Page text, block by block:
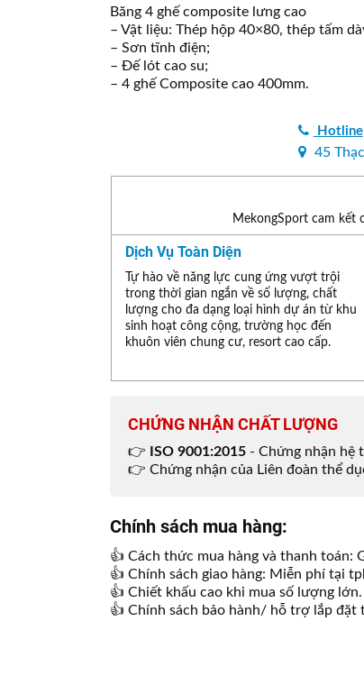
Băng 4 ghế composite lưng cao
– Vật liệu: Thép hộp 40×80, thép tấm
– Sơn tĩnh điện;
– Đế lót cao su;
– 4 ghế Composite cao 400mm.
Hotline
45
MekongSport cam kết
Dịch Vụ Toàn Diện
Tự hào về năng lực cung ứng vượt trội
trong thời gian ngắn về số lượng, chất
lượng cho đa dạng loại hình dự án từ khu
sinh hoạt công cộng, trường học đến
khuôn viên chung cư, resort cao cấp.
CHỨNG NHẬN CHẤT LƯỢNG
👉 ISO 9001:2015 - Chứng nhận hệ
👉 Chứng nhận của Liên đoàn thể
Chính sách mua hàng:
👍 Cách thức mua hàng và thanh toán:
👍 Chính sách giao hàng: Miễn phí tại
👍 Chiết khấu cao khi mua số lượng lớn.
👍 Chính sách bảo hành/ hỗ trợ lắp đặt